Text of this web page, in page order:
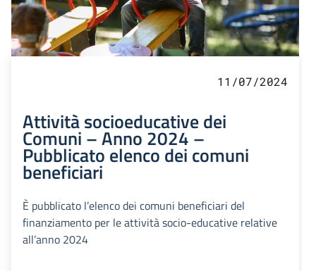
11/07/2024
Attività socioeducative dei
Comuni – Anno 2024 –
Pubblicato elenco dei comuni
beneficiari
È pubblicato l’elenco dei comuni beneficiari del
finanziamento per le attività socio-educative relative
all’anno 2024